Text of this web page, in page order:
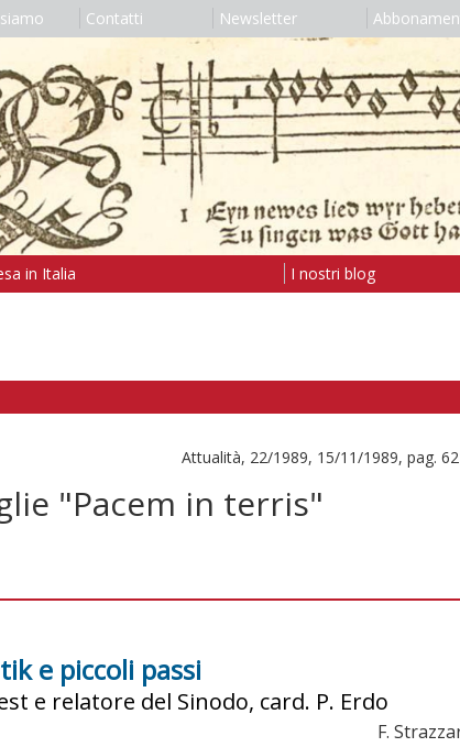
Contatti Newsletter
in Italia I nostri blog
Attualità, 22/1989, 15/11/1989, pag.
"Pacem in terris"
e piccoli passi
e relatore del Sinodo, card. P. Erdo
F.